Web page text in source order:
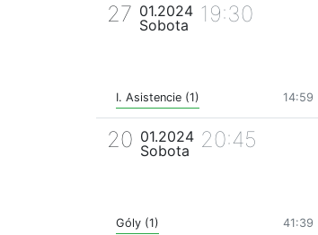
27 01.2024
Sobota
19:30
I. Asistencie (1) 14:59
20 01.2024
Sobota
20:45
Góly (1) 41:39